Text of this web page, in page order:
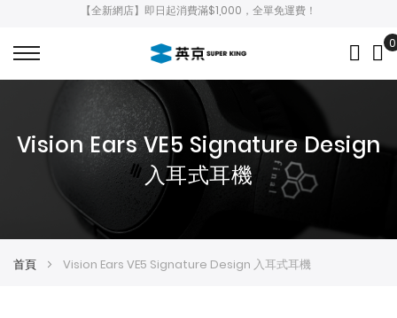
【全新網店】即日起消費滿$1,000，全單免運費！
0
Vision Ears VE5 Signature Design
入耳式耳機
首頁 Vision Ears VE5 Signature Design 入耳式耳機